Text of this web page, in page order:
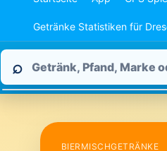
Getränke Statistiken für
Pfandpirat
durchsuchen
⌕
BIERMISCHGETRÄNKE